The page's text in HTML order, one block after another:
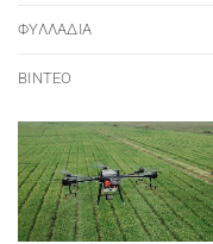
ΦΥΛΛΑΔΙΑ
ΒΙΝΤΕΟ